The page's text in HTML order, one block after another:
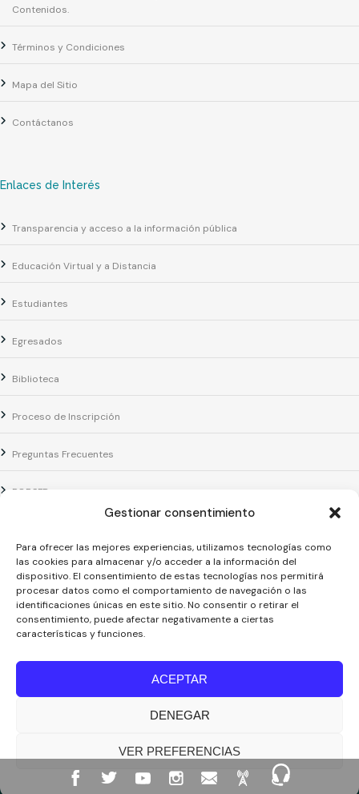
Gestionar consentimiento
Para ofrecer las mejores experiencias, utilizamos tecnologías como
las cookies para almacenar y/o acceder a la información del
dispositivo. El consentimiento de estas tecnologías nos permitirá
procesar datos como el comportamiento de navegación o las
identificaciones únicas en este sitio. No consentir o retirar el
consentimiento, puede afectar negativamente a ciertas
características y funciones.
ACEPTAR
DENEGAR
VER PREFERENCIAS
Contenidos.
Términos y Condiciones
Mapa del Sitio
Contáctanos
Enlaces de Interés
Transparencia y acceso a la información pública
Educación Virtual y a Distancia
Estudiantes
Egresados
Biblioteca
Proceso de Inscripción
Preguntas Frecuentes
PQRSFD
Correo Institucional
Notificaciones judiciales
Copyright © 2024 Fundación Universitaria Los Libertadores | Institución
Universitaria | VigiladaMineducación| Personería Jurídica Resolución 7542
de mayo de 1982
agosto de 2022, Ministerio de Educación Nacional.